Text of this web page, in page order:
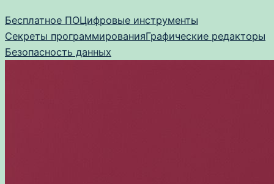
к
содержимому
Бесплатное ПОЦифровые инструменты
Секреты программированияГрафические редакторы
Безопасность данных